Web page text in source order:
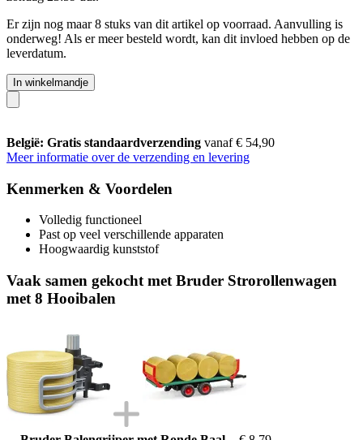
Er zijn nog maar 8 stuks van dit artikel op voorraad. Aanvulling is
onderweg! Als er meer besteld wordt, kan dit invloed hebben op de
leverdatum.
In winkelmandje
België: Gratis standaardverzending vanaf € 54,90
Meer informatie over de verzending en levering
Kenmerken & Voordelen
Volledig functioneel
Past op veel verschillende apparaten
Hoogwaardig kunststof
Vaak samen gekocht met Bruder Strorollenwagen
met 8 Hooibalen